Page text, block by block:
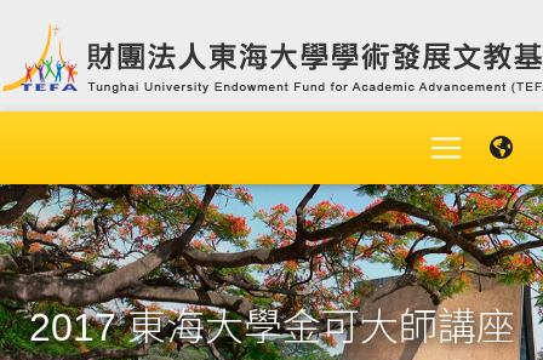
2017 東海大學金可大師講座